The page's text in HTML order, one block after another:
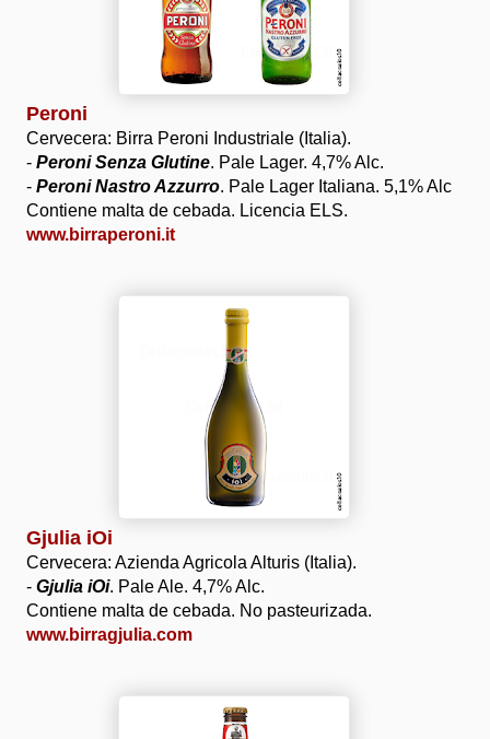
Peroni
Cervecera: Birra Peroni Industriale (Italia).
- Peroni Senza Glutine. Pale Lager. 4,7% Alc.
- Peroni Nastro Azzurro. Pale Lager Italiana. 5,1% Alc
Contiene malta de cebada. Licencia ELS.
www.birraperoni.it
Gjulia iOi
Cervecera: Azienda Agricola Alturis (Italia).
- Gjulia iOi. Pale Ale. 4,7% Alc.
Contiene malta de cebada. No pasteurizada.
www.birragjulia.com